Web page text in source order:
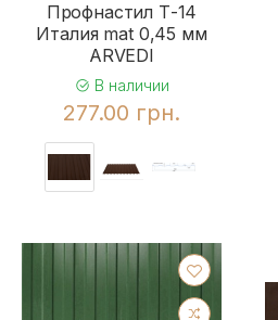
Профнастил Т-14
Италия mat 0,45 мм
ARVEDI
В наличии
277.00 грн.